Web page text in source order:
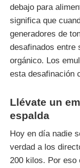
debajo para
significa que
generadores de
desafinados entre
orgánico. Los
esta desafinación
Llévate un
espalda
Hoy en día nadie
verdad a los
200 kilos. Por eso